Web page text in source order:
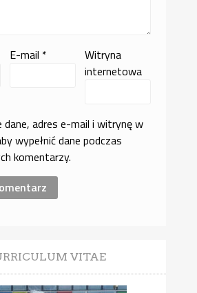
E-mail *
Witryna
internetowa
dane, adres e-mail i witrynę w
wypełnić dane podczas
komentarzy.
VITAE